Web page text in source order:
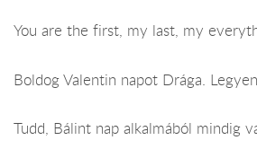
You are the first, my last, my
Boldog Valentin napot Drága.
Tudd, Bálint nap alkalmából mindig